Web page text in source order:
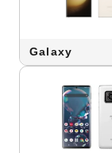
Galaxy